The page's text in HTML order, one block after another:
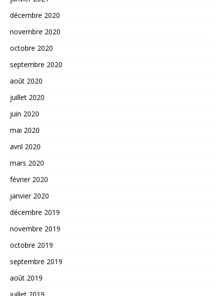
décembre 2020
novembre 2020
octobre 2020
septembre 2020
août 2020
juillet 2020
juin 2020
mai 2020
avril 2020
mars 2020
février 2020
janvier 2020
décembre 2019
novembre 2019
octobre 2019
septembre 2019
août 2019